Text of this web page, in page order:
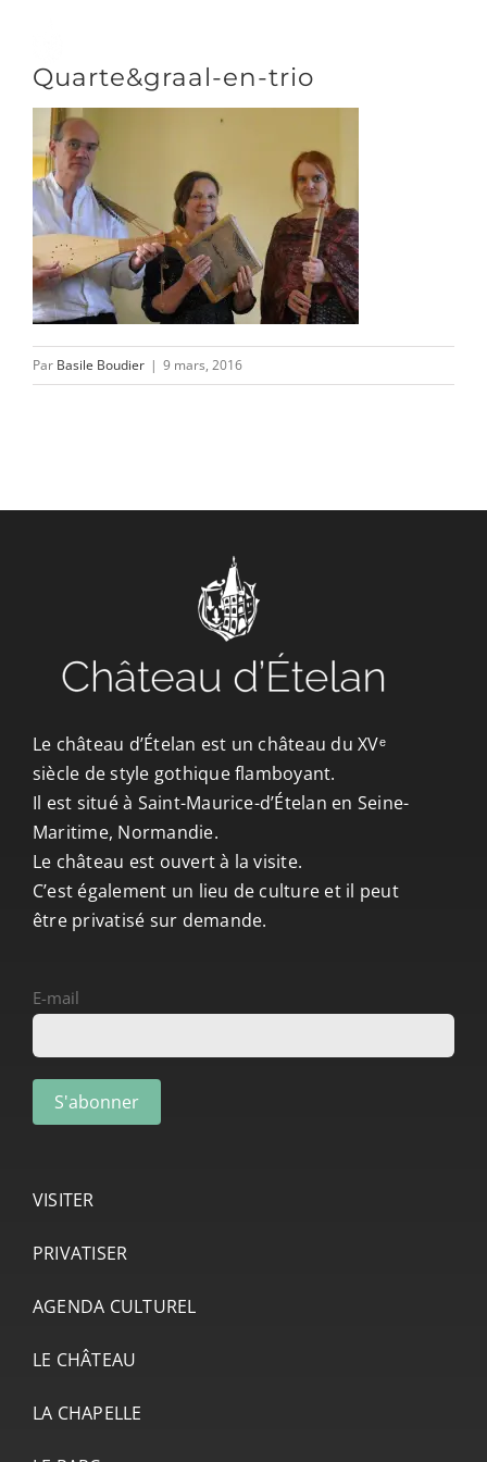
contenu
VENIR
NOUS SUIVRE
Quarte&graal-en-trio
Par Basile Boudier | 9 mars, 2016
Le château d’Ételan est un château du XVᵉ
siècle de style gothique flamboyant.
Il est situé à Saint-Maurice-d’Ételan en Seine-
Maritime, Normandie.
Le château est ouvert à la visite.
C’est également un lieu de culture et il peut
être privatisé sur demande.
E-mail
VISITER
PRIVATISER
AGENDA CULTUREL
LE CHÂTEAU
LA CHAPELLE